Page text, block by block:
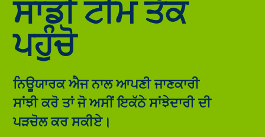
ਸਾਡੀ ਟੀਮ ਤੱਕ
ਪਹੁੰਚੋ
ਨਿਊਯਾਰਕ ਐਜ ਨਾਲ ਆਪਣੀ ਜਾਣਕਾਰੀ
ਸਾਂਝੀ ਕਰੋ ਤਾਂ ਜੋ ਅਸੀਂ ਇਕੱਠੇ ਸਾਂਝੇਦਾਰੀ ਦੀ
ਪੜਚੋਲ ਕਰ ਸਕੀਏ।